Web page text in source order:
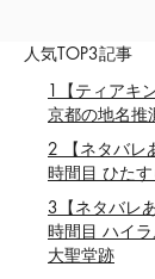
人気TOP3記事
1【ティアキ
京都の地名推
2 【ネタバレ
時間目 ひた
3【ネタバレ
時間目 ハイ
大聖堂跡